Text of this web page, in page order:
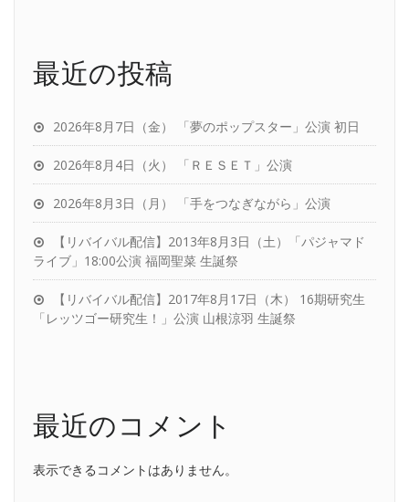
最近の投稿
2026年8月7日（金） 「夢のポップスター」公演 初日
2026年8月4日（火） 「ＲＥＳＥＴ」公演
2026年8月3日（月） 「手をつなぎながら」公演
【リバイバル配信】2013年8月3日（土）「パジャマド
ライブ」18:00公演 福岡聖菜 生誕祭
【リバイバル配信】2017年8月17日（木） 16期研究生
「レッツゴー研究生！」公演 山根涼羽 生誕祭
最近のコメント
表示できるコメントはありません。